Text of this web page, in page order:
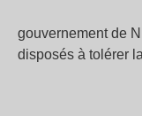
gouvernement de
disposés à tolérer